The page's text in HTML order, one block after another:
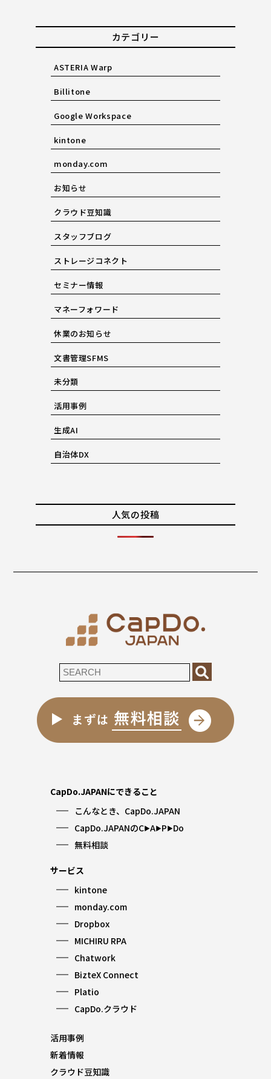
カテゴリー
ASTERIA Warp
Billitone
Google Workspace
kintone
monday.com
お知らせ
クラウド豆知識
スタッフブログ
ストレージコネクト
セミナー情報
マネーフォワード
休業のお知らせ
文書管理SFMS
未分類
活用事例
生成AI
自治体DX
人気の投稿
CapDo.JAPANにできること
こんなとき、CapDo.JAPAN
CapDo.JAPANのC▶︎A▶︎P▶︎Do
無料相談
サービス
kintone
monday.com
Dropbox
MICHIRU RPA
Chatwork
BizteX Connect
Platio
CapDo.クラウド
活用事例
新着情報
クラウド豆知識